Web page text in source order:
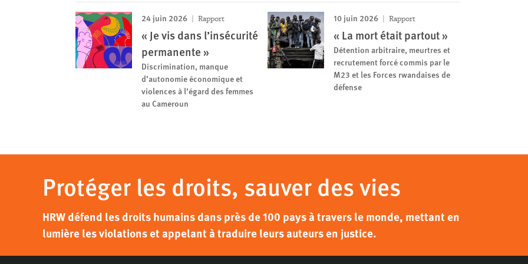
24 juin 2026 Rapport
« Je vis dans l’insécurité
permanente »
Discrimination, manque
d’autonomie économique et
violences à l’égard des femmes
au Cameroun
10 juin 2026 Rapport
« La mort était partout »
Détention arbitraire, meurtres et
recrutement forcé commis par le
M23 et les Forces rwandaises de
défense
Protéger les droits, sauver des vies
HRW défend les droits humains dans près de 100 pays à travers le monde, mettant en
lumière les violations et appelant à traduire leurs auteurs en justice.